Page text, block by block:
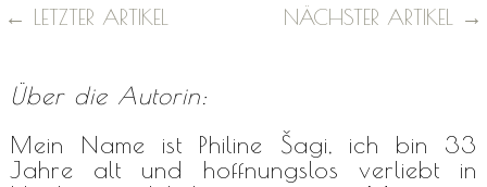
← LETZTER ARTIKEL NÄCHSTER ARTIKEL →
Über die Autorin:
Mein Name ist Philine Šagi, ich bin 33
Jahre alt und hoffnungslos verliebt in